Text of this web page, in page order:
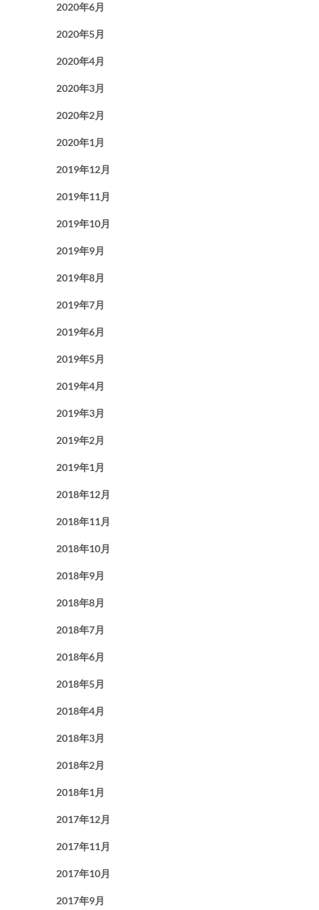
2020年6月
2020年5月
2020年4月
2020年3月
2020年2月
2020年1月
2019年12月
2019年11月
2019年10月
2019年9月
2019年8月
2019年7月
2019年6月
2019年5月
2019年4月
2019年3月
2019年2月
2019年1月
2018年12月
2018年11月
2018年10月
2018年9月
2018年8月
2018年7月
2018年6月
2018年5月
2018年4月
2018年3月
2018年2月
2018年1月
2017年12月
2017年11月
2017年10月
2017年9月